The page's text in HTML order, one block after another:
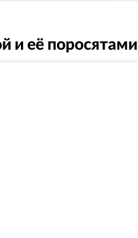
и её поросятами